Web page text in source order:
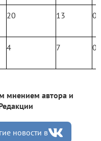
20 13 0
4 7 0
мнением автора и
новости в